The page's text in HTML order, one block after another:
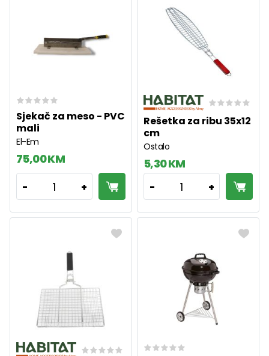
Sjekač za meso - PVC
mali
El-Em
75,00 KM
- 1 +
Rešetka za ribu 35x12
cm
Ostalo
5,30 KM
- 1 +